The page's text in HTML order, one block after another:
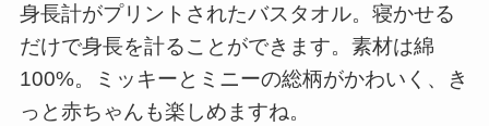
身長計がプリントされたバスタオル。寝かせる
だけで身長を計ることができます。素材は綿
100%。ミッキーとミニーの総柄がかわいく、き
っと赤ちゃんも楽しめますね。